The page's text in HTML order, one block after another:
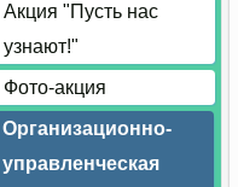
Акция "Пусть нас
узнают!"
Фото-акция
Организационно-
управленческая